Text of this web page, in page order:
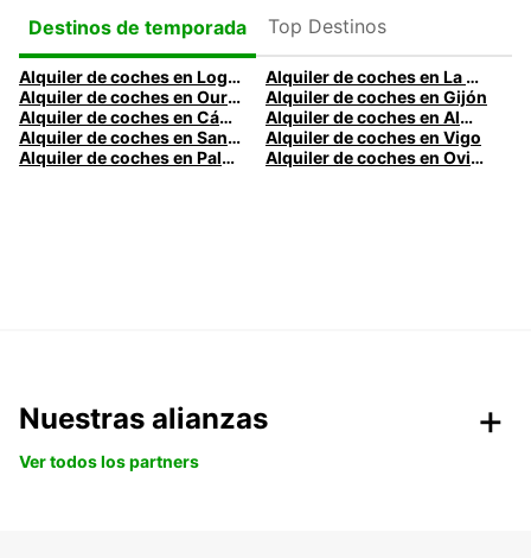
Destinos de temporada
Top Destinos
Alquiler de coches en Logroño
Alquiler de coches en La Coruña
Alquiler de coches en Ourense
Alquiler de coches en Gijón
Alquiler de coches en Cádiz
Alquiler de coches en Almería
Alquiler de coches en Santander
Alquiler de coches en Vigo
Alquiler de coches en Palma
Alquiler de coches en Oviedo
Nuestras alianzas
Ver todos los partners